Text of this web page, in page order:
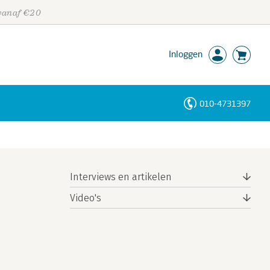
€20
Inloggen
010-4731397
Interviews en artikelen
Video's
Personen